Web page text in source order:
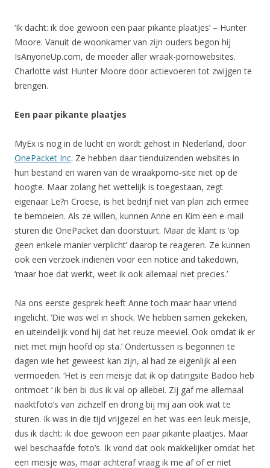
‘Ik dacht: ik doe gewoon een paar pikante plaatjes’ – Hunter
Moore. Vanuit de woonkamer van zijn ouders begon hij
IsAnyoneUp.com, de moeder aller wraak-pornowebsites.
Charlotte wist Hunter Moore door actievoeren tot zwijgen te
brengen.
Een paar pikante plaatjes
MyEx is nog in de lucht en wordt gehost in Nederland, door
OnePacket Inc. Ze hebben daar tienduizenden websites in
hun bestand en waren van de wraakporno-site niet op de
hoogte. Maar zolang het wettelijk is toegestaan, zegt
eigenaar Le?n Croese, is het bedrijf niet van plan zich ermee
te bemoeien. Als ze willen, kunnen Anne en Kim een e-mail
sturen die OnePacket dan doorstuurt. Maar de klant is ‘op
geen enkele manier verplicht’ daarop te reageren. Ze kunnen
ook een verzoek indienen voor een notice and takedown,
‘maar hoe dat werkt, weet ik ook allemaal niet precies.’
Na ons eerste gesprek heeft Anne toch maar haar vriend
ingelicht. ‘Die was wel in shock. We hebben samen gekeken,
en uiteindelijk vond hij dat het reuze meeviel. Ook omdat ik er
niet met mijn hoofd op sta.’ Ondertussen is begonnen te
dagen wie het geweest kan zijn, al had ze eigenlijk al een
vermoeden. ‘Het is een meisje dat ik op datingsite Badoo heb
ontmoet ‘ ik ben bi dus ik val op allebei. Zij gaf me allemaal
naaktfoto’s van zichzelf en drong bij mij aan ook wat te
sturen. Ik was in die tijd vrijgezel en het was een leuk meisje,
dus ik dacht: ik doe gewoon een paar pikante plaatjes. Maar
wel beschaafde foto’s. Ik vond dat ook makkelijker omdat het
een meisje was, maar achteraf vraag ik me af of er niet